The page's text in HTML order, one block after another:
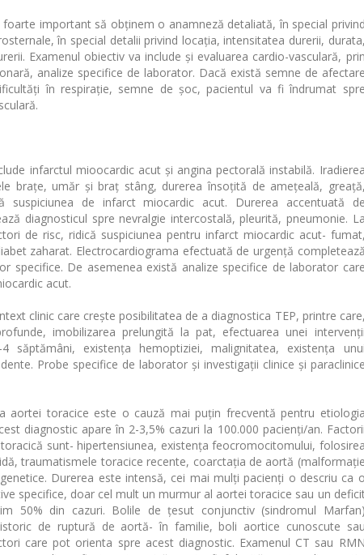
important să obținem o anamneză detaliată, în special privind
în special detalii privind locația, intensitatea durerii, durata,
Examenul obiectiv va include și evaluarea cardio-vasculară, prin
analize specifice de laborator. Dacă există semne de afectare
în respirație, semne de șoc, pacientul va fi îndrumat spre
infarctul mioocardic acut și angina pectorală instabilă. Iradierea
brațe, umăr și braț stâng, durerea însoțită de amețeală, greață,
suspiciunea de infarct miocardic acut. Durerea accentuată de
diagnosticul spre nevralgie intercostală, pleurită, pneumonie. La
de risc, ridică suspiciunea pentru infarct miocardic acut- fumat,
zaharat. Electrocardiograma efectuată de urgență completează
specifice. De asemenea există analize specifice de laborator care
acut.
clinic care creşte posibilitatea de a diagnostica TEP, printre care,
imobilizarea prelungită la pat, efectuarea unei intervenţii
existența hemoptiziei, malignitatea, existența unui
Probe specifice de laborator și investigații clinice și paraclinice
aortei toracice este o cauză mai puțin frecventă pentru etiologia
diagnostic apare în 2-3,5% cazuri la 100.000 pacienți/an. Factorii
sunt- hipertensiunea, existența feocromocitomului, folosirea
traumatismele toracice recente, coarctația de aortă (malformație
Durerea este intensă, cei mai mulți pacienți o descriu ca o
specifice, doar cel mult un murmur al aortei toracice sau un
50% din cazuri. Bolile de țesut conjunctiv (sindromul Marfan)
de ruptură de aortă- în familie, boli aortice cunoscute sau
care pot orienta spre acest diagnostic. Examenul CT sau RMN